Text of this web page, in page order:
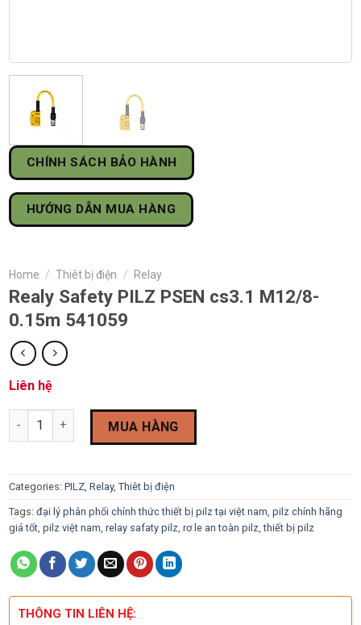
CHÍNH SÁCH BẢO HÀNH
HƯỚNG DẪN MUA HÀNG
Home / Thiêt bị điện / Relay
Realy Safety PILZ PSEN cs3.1 M12/8-
0.15m 541059
Liên hệ
Realy Safety PILZ PSEN cs3.1 M12/8-0.15m 541059 quantity
MUA HÀNG
Categories: PILZ, Relay, Thiêt bị điện
Tags: đại lý phân phối chính thức thiết bị pilz tại việt nam, pilz chính hãng
giá tốt, pilz việt nam, relay safaty pilz, rơ le an toàn pilz,thiết bị pilz
THÔNG TIN LIÊN HỆ: